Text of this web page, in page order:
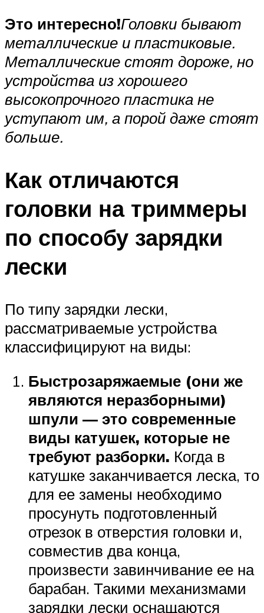
Это интересно!Головки бывают
металлические и пластиковые.
Металлические стоят дороже, но
устройства из хорошего
высокопрочного пластика не
уступают им, а порой даже стоят
больше.
Как отличаются
головки на триммеры
по способу зарядки
лески
По типу зарядки лески,
рассматриваемые устройства
классифицируют на виды:
Быстрозаряжаемые (они же
являются неразборными)
шпули — это современные
виды катушек, которые не
требуют разборки. Когда в
катушке заканчивается леска, то
для ее замены необходимо
просунуть подготовленный
отрезок в отверстия головки и,
совместив два конца,
произвести завинчивание ее на
барабан. Такими механизмами
зарядки лески оснащаются